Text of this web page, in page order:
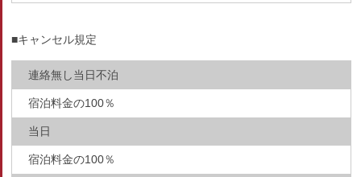
■キャンセル規定
連絡無し当日不泊
宿泊料金の100％
当日
宿泊料金の100％